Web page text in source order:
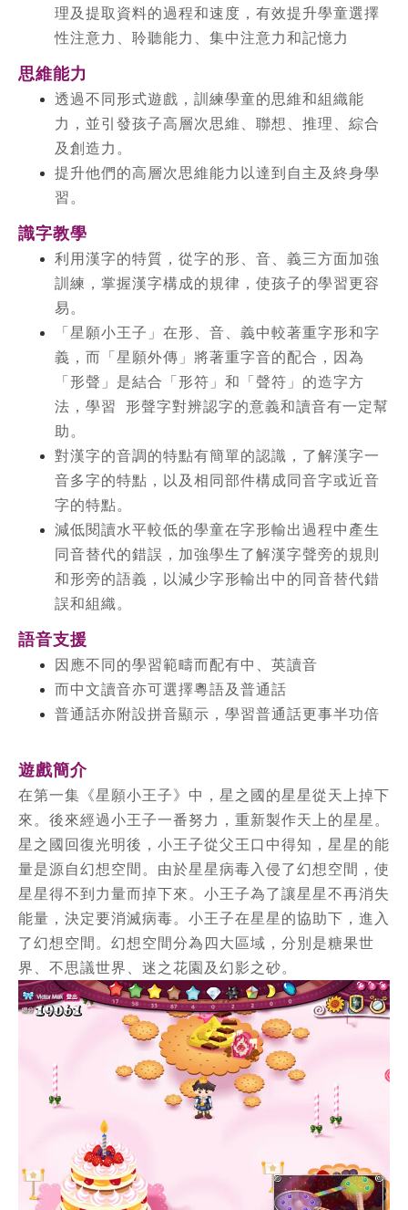
理及提取資料的過程和速度，有效提升學童選擇
性注意力、聆聽能力、集中注意力和記憶力
思維能力
透過不同形式遊戲，訓練學童的思維和組織能
力， 並引發孩子高層次思維、聯想、推理、綜合
及創造力。
提升他們的高層次思維能力以達到自主及終身學
習。
識字教學
利用漢字的特質，從字的形、音、義三方面加強
訓練，掌握漢字構成的規律，使孩子的學習更容
易。
「星願小王子」在形、音、義中較著重字形和字
義，而「星願外傳」將著重字音的配合，因為
「形聲」是結合「形符」和「聲符」的造字方
法，學習
形聲字對辨認字的意義和讀音有一定幫
助。
對漢字的音調的特點有簡單的認識，了解漢字一
音多字的特點，以及 相同部件構成同音字或近音
字的特點。
減低閱讀水平較低的學童在字形輸出過程中產生
同音替代的錯誤，加強學生了解漢字聲旁的規則
和形旁的語義，以減少字形輸出中的同音替代錯
誤和組織。
語音支援
因應不同的學習範疇而配有中、英讀音
而中文讀音亦可選擇粵語及普通話
普通話亦附設拼音顯示，學習普通話更事半功倍
遊戲簡介
在第一集《星願小王子》中，星之國的星星從天上掉下
來。後來經過小王子一番努力，重新製作天上的星星。
星之國回復光明後，小王子從父王口中得知，星星的能
量是源自幻想空間。由於星星病毒入侵了幻想空間，使
星星得不到力量而掉下來。小王子為了讓星星不再消失
能量，決定要消滅病毒。小王子在星星的協助下，進入
了幻想空間。幻想空間分為四大區域，分別是糖果世
界、不思議世界、迷之花園及幻影之砂。